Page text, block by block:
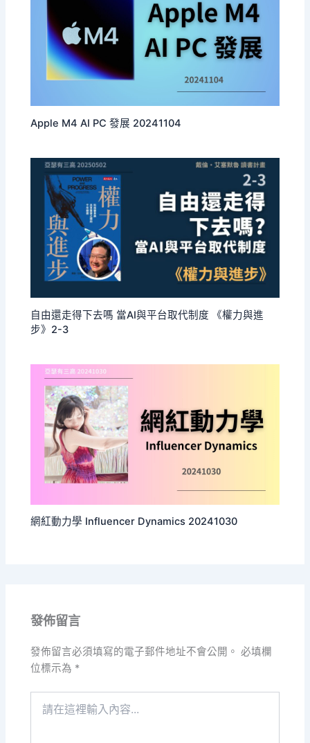
Apple M4 AI PC 發展 20241104
自由還走得下去嗎 當AI與平台取代制度 《權力與進
步》2-3
網紅動力學 Influencer Dynamics 20241030
發佈留言
發佈留言必須填寫的電子郵件地址不會公開。 必填欄
位標示為 *